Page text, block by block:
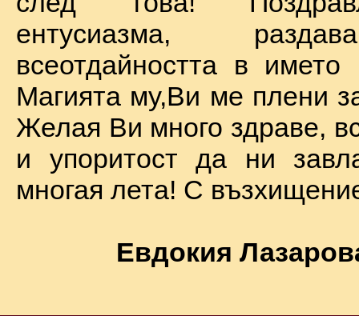
ентусиазма,
всеотдайността в името
Магията му,Ви ме плени
Желая Ви много здраве,
и упоритост да ни
многая лета! С
Евдокия